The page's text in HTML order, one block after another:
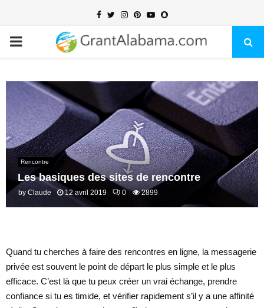
Facebook
TwitterInstagram
PinterestYoutubeSnapchat
PRIMARY
Rencontre
Les basiques des sites de rencontre
by Claude 12 avril 2019 0 2899
Quand tu cherches à faire des rencontres en ligne, la messagerie
privée est souvent le point de départ le plus simple et le plus
efficace. C’est là que tu peux créer un vrai échange, prendre
confiance si tu es timide, et vérifier rapidement s’il y a une affinité